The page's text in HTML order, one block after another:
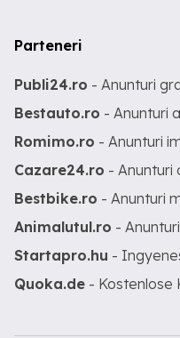
Parteneri
Publi24.ro - Anunturi
Bestauto.ro - Anunturi
Romimo.ro - Anunturi
Cazare24.ro - Anunturi
Bestbike.ro - Anunturi
Animalutul.ro -
Startapro.hu -
Quoka.de - Kostenlose